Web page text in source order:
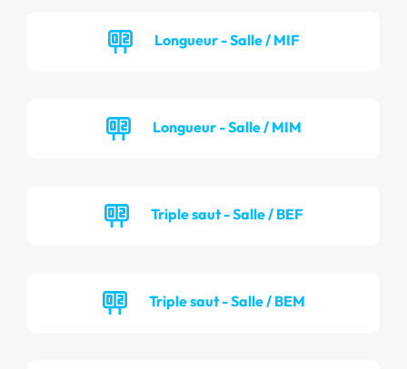
Longueur - Salle / MIF
Longueur - Salle / MIM
Triple saut - Salle / BEF
Triple saut - Salle / BEM